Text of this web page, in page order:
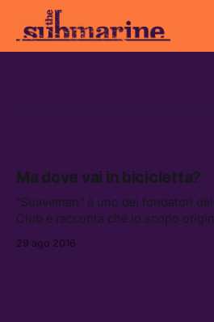
Ma dove vai in bicicletta?
“Suaveman” è uno dei fondatori
Club e racconta che lo scopo
violenza, la gang e i problemi in
29 ago 2016